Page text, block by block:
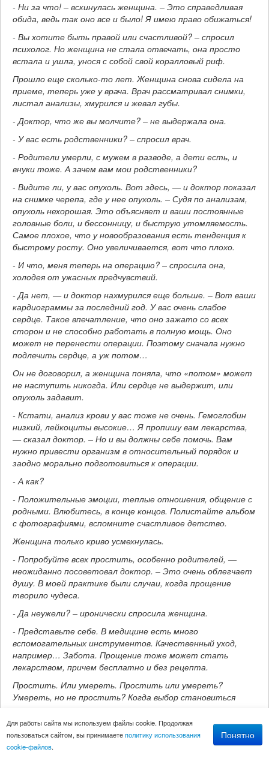
- Ни за что! – вскинулась женщина. – Это справедливая
обида, ведь так оно все и было! Я имею право обижаться!
- Вы хотите быть правой или счастливой? – спросил
психолог. Но женщина не стала отвечать, она просто
встала и ушла, унося с собой свой коралловый риф.
Прошло еще сколько-то лет. Женщина снова сидела на
приеме, теперь уже у врача. Врач рассматривал снимки,
листал анализы, хмурился и жевал губы.
- Доктор, что же вы молчите? – не выдержала она.
- У вас есть родственники? – спросил врач.
- Родители умерли, с мужем в разводе, а дети есть, и
внуки тоже. А зачем вам мои родственники?
- Видите ли, у вас опухоль. Вот здесь, — и доктор показал
на снимке черепа, где у нее опухоль. – Судя по анализам,
опухоль нехорошая. Это объясняет и ваши постоянные
головные боли, и бессонницу, и быструю утомляемость.
Самое плохое, что у новообразования есть тенденция к
быстрому росту. Оно увеличивается, вот что плохо.
- И что, меня теперь на операцию? – спросила она,
холодея от ужасных предчувствий.
- Да нет, — и доктор нахмурился еще больше. – Вот ваши
кардиограммы за последний год. У вас очень слабое
сердце. Такое впечатление, что оно зажато со всех
сторон и не способно работать в полную мощь. Оно
может не перенести операции. Поэтому сначала нужно
подлечить сердце, а уж потом…
Он не договорил, а женщина поняла, что «потом» может
не наступить никогда. Или сердце не выдержит, или
опухоль задавит.
- Кстати, анализ крови у вас тоже не очень. Гемоглобин
низкий, лейкоциты высокие… Я пропишу вам лекарства,
— сказал доктор. – Но и вы должны себе помочь. Вам
нужно привести организм в относительный порядок и
заодно морально подготовиться к операции.
- А как?
- Положительные эмоции, теплые отношения, общение с
родными. Влюбитесь, в конце концов. Полистайте альбом
с фотографиями, вспомните счастливое детство.
Женщина только криво усмехнулась.
- Попробуйте всех простить, особенно родителей, —
неожиданно посоветовал доктор. – Это очень облегчает
душу. В моей практике были случаи, когда прощение
творило чудеса.
- Да неужели? – иронически спросила женщина.
- Представьте себе. В медицине есть много
вспомогательных инструментов. Качественный уход,
например… Забота. Прощение тоже может стать
лекарством, причем бесплатно и без рецепта.
Простить. Или умереть. Простить или умереть?
Умереть, но не простить? Когда выбор становиться
сторону ты смотришь.
Болела голова. Ныло сердце. «Где ты будешь хранить
свою обиду?». «Здесь и здесь». Теперь там болело.
Для работы сайта мы используем файлы cookie. Продолжая
пользоваться сайтом, вы принимаетеполитику использования
cookie-файлов.
Понятно